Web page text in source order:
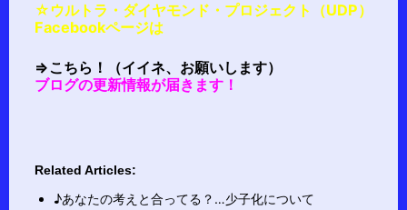
☆ウルトラ・ダイヤモンド・プロジェクト（UDP）
Facebookページは
⇒こちら！（イイネ、お願いします）
ブログの更新情報が届きます！
Related Articles:
♪あなたの考えと合ってる？…少子化について